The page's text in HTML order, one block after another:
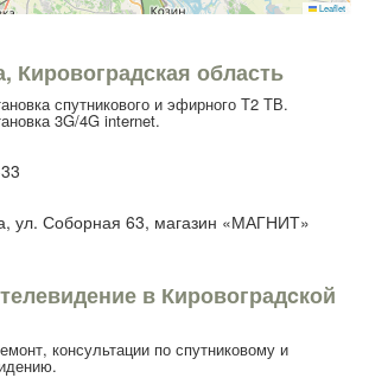
Leaflet
Кировоградская область
спутникового и эфирного Т2 ТВ.
3G/4G internet.
ул. Соборная 63, магазин «МАГНИТ»
в Кировоградcкой
консультации по спутниковому и